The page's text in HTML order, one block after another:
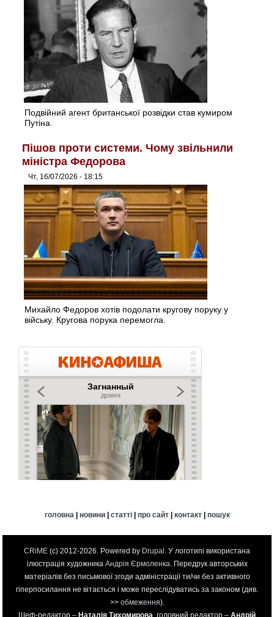
Подвійний агент британської розвідки став кумиром
Путіна.
Пішов проти системи. Чому звільнили
міністра Федорова
Чт, 16/07/2026 - 18:15
Михайло Федоров хотів подолати кругову поруку у
війську. Кругова порука перемогла.
головна| новини| статті| про сайт| контакт| пошук
CRiME (c) 2012-2026. Powered by Drupal . У логотипі використана
ілюстрація художника Андрія Єрмоленка. Передрук авторських
матеріалів без письмової згоди адміністрації ти/чи без активного
гіперпосилання не вітається і може переслідуватись за законом (див.
>> обмеження).
Шеф-редактор – Наталія Тихомирова , головний редактор – Андрій